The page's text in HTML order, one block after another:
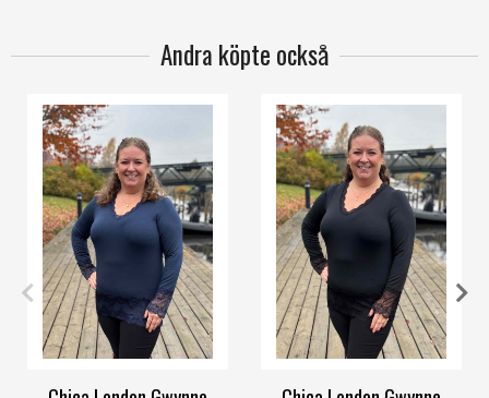
Andra köpte också
OneSize OneSize